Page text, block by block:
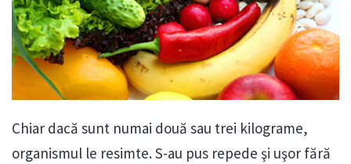
Chiar dacă sunt numai două sau trei kilograme,
organismul le resimte. S-au pus repede şi uşor fără